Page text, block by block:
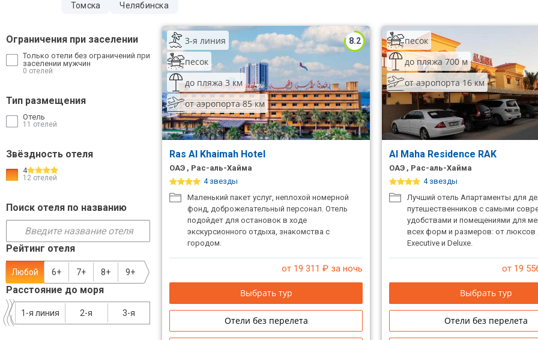
Томска
Челябинска
Ограничения при заселении
Только отели без ограничений при
заселении мужчин
0 отелей
Тип размещения
Отель
11 отелей
Звёздность отеля
4
12 отелей
Поиск отеля по названию
Рейтинг отеля
Любой 6+ 7+ 8+ 9+
Расстояние до моря
3-я
2-я
1-я линия
8.2
3-я линия
песок
до пляжа 3 км
от аэропорта 85 км
Ras Al Khaimah Hotel
ОАЭ , Рас-аль-Хайма
4 звезды
Маленький пакет услуг, неплохой номерной
фонд, доброжелательный персонал. Отель
подойдет для остановок в ходе
экскурсионного отдыха, знакомства с
городом.
от 19 311 ₽ за ночь
Выбрать тур
Отели без перелета
песок
до пляжа 700 м
от аэропорта 16 км
Al Maha Residence RAK
ОАЭ , Рас-аль-Хайма
4 звезды
Лучший отель Апартаменты для
путешественников с самыми
удобствами и помещениями для
всех форм и размеров: от люксов
Executive и Deluxe.
от 19
Выбрать тур
Отели без перелета
VIP отели 5 звезд
ТОП 10 недорогих отелей
Лучшие отели 4* звезды
Недорогие отели 4*
Лучшие отели 3* звезды
Сетевые отели Египта
Сетевые отели ОАЭ
Сетевые отели Таиланда